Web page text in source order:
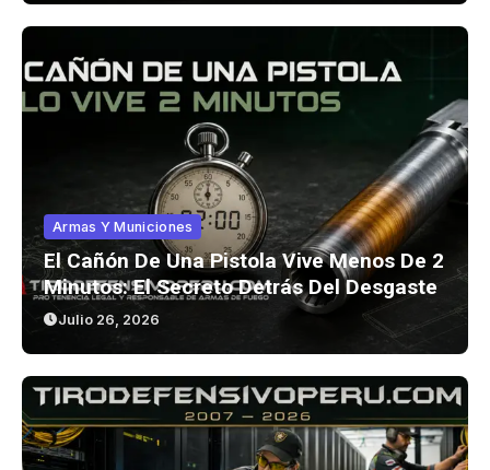
Armas Y Municiones
El Cañón De Una Pistola Vive Menos De 2
Minutos: El Secreto Detrás Del Desgaste
Julio 26, 2026